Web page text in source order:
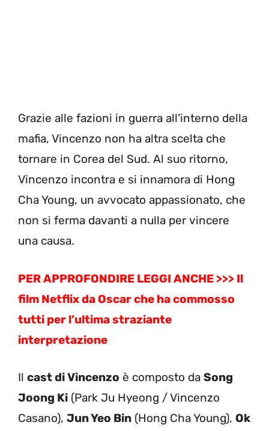
Grazie alle fazioni in guerra all’interno della
mafia, Vincenzo non ha altra scelta che
tornare in Corea del Sud. Al suo ritorno,
Vincenzo incontra e si innamora di Hong
Cha Young, un avvocato appassionato, che
non si ferma davanti a nulla per vincere
una causa.
PER APPROFONDIRE LEGGI ANCHE >>> Il
film Netflix da Oscar che ha commosso
tutti per l’ultima straziante
interpretazione
Il cast di Vincenzo è composto da Song
Joong Ki (Park Ju Hyeong / Vincenzo
Casano), Jun Yeo Bin (Hong Cha Young), Ok